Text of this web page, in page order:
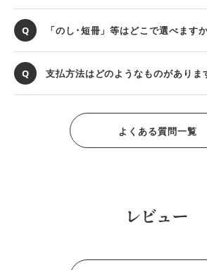
「のし･短冊」等はどこで選べます
支払方法はどのようなものがありま
よくある質問一覧
レビュー